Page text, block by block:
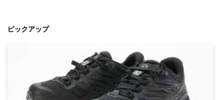
ピックアップ